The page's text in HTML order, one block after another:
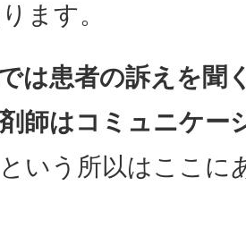
ます。
は患者の訴えを聞
師はコミュニケー
という所以はここに